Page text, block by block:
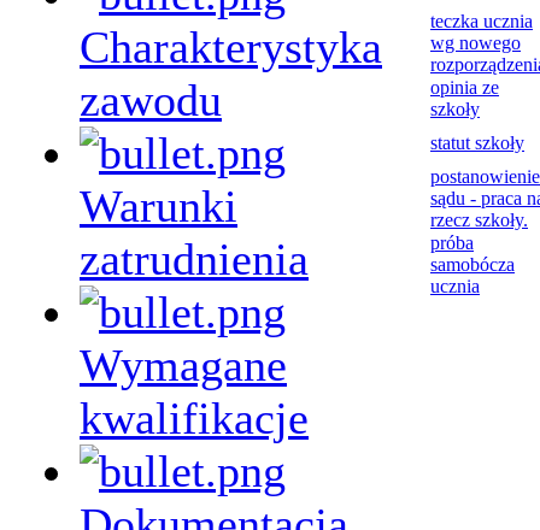
Charakterystyka
zawodu
Warunki
zatrudnienia
Wymagane
kwalifikacje
teczka ucznia
wg nowego
opinia ze
szkoły
statut szkoły
postanowienie
sądu - praca
rzecz szkoły.
próba
samobócza
ucznia